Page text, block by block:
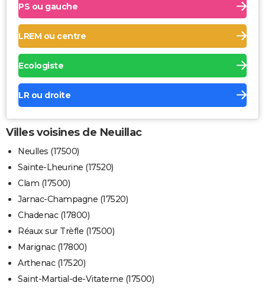
PS ou gauche
LREM ou centre
Ecologiste
LR ou droite
Villes voisines de Neuillac
Neulles (17500)
Sainte-Lheurine (17520)
Clam (17500)
Jarnac-Champagne (17520)
Chadenac (17800)
Réaux sur Trèfle (17500)
Marignac (17800)
Arthenac (17520)
Saint-Martial-de-Vitaterne (17500)